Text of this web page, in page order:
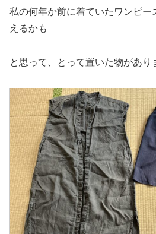
私の何年か前に着ていたワンピー
えるかも
と思って、とって置いた物があり